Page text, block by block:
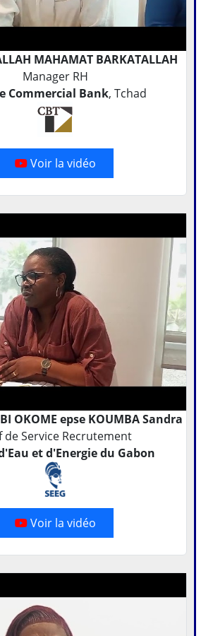
MAHAMAT BARKATALLAH
Manager RH
Commercial Bank, Tchad
Voir la vidéo
OKOME epse KOUMBA Sandra
de Service Recrutement
et d'Energie du Gabon
Voir la vidéo